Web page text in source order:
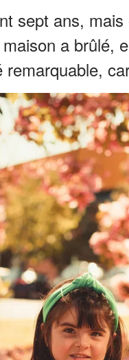
sept ans,
a brûlé,